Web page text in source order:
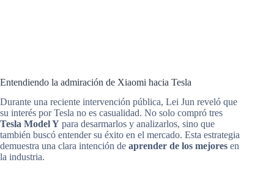
Entendiendo la admiración de Xiaomi hacia Tesla
Durante una reciente intervención pública, Lei Jun reveló que
su interés por Tesla no es casualidad. No solo compró tres
Tesla Model Y para desarmarlos y analizarlos, sino que
también buscó entender su éxito en el mercado. Esta estrategia
demuestra una clara intención de aprender de los mejores en
la industria.